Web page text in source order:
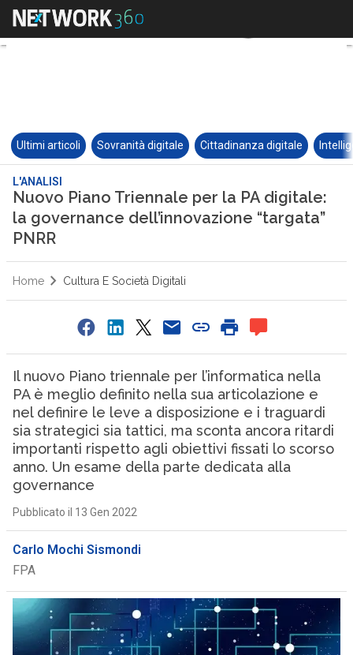
Ultimi articoli Sovranità digitale Cittadinanza digitale
L'ANALISI
Nuovo Piano Triennale per la PA digitale:
la governance dell’innovazione “targata”
PNRR
Home Cultura E Società Digitali
Il nuovo Piano triennale per l’informatica nella
PA è meglio definito nella sua articolazione e
nel definire le leve a disposizione e i traguardi
sia strategici sia tattici, ma sconta ancora ritardi
importanti rispetto agli obiettivi fissati lo scorso
anno. Un esame della parte dedicata alla
governance
Pubblicato il 13 Gen 2022
Carlo Mochi Sismondi
FPA